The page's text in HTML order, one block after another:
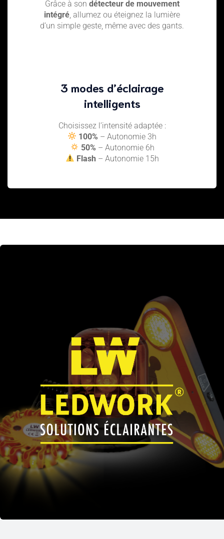
Grâce à son détecteur de mouvement
intégré, allumez ou éteignez la lumière
d’un simple geste, même avec des gants.
3 modes d’éclairage
intelligents
Choisissez l’intensité adaptée :
100% – Autonomie 3h
50% – Autonomie 6h
Flash – Autonomie 15h